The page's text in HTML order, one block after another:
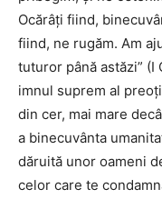
Ocărâţi fiind,
fiind, ne rugăm. Am
tuturor până astăzi” (I
imnul suprem al
din cer, mai mare
a binecuvânta
dăruită unor oameni
celor care te